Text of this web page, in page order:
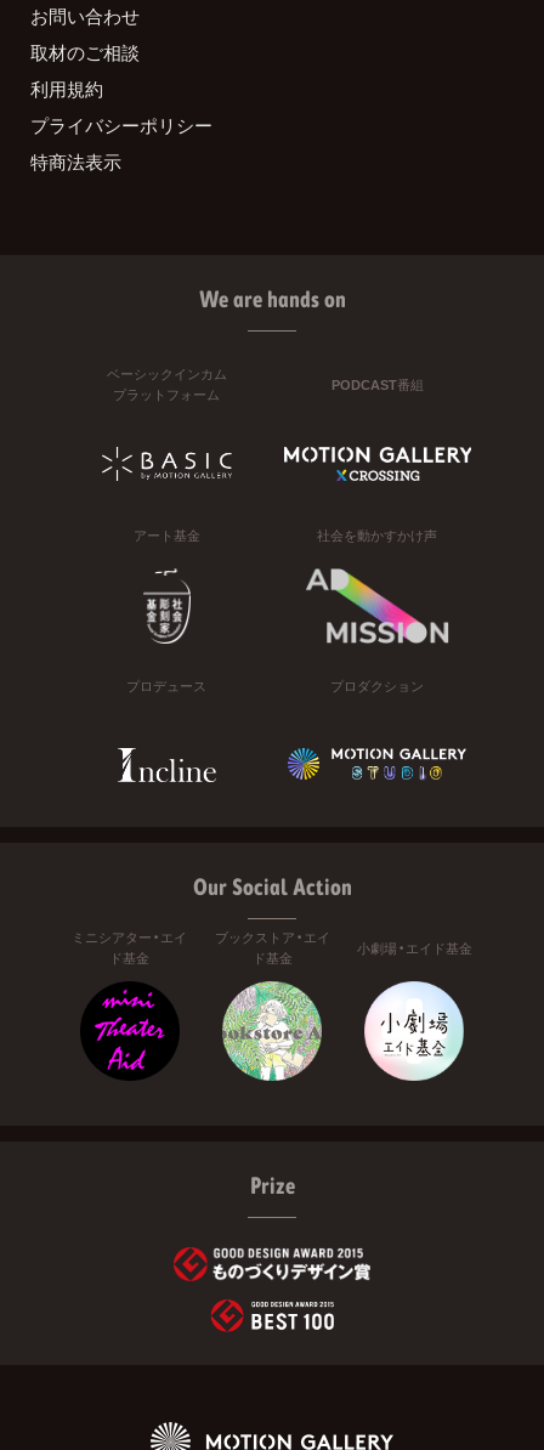
お問い合わせ
取材のご相談
利用規約
プライバシーポリシー
特商法表示
We are hands on
ベーシックインカム
プラットフォーム
PODCAST番組
アート基金 社会を動かすかけ声
プロデュース プロダクション
Our Social Action
ミニシアター・エイ
ド基金
ブックストア・エイ
ド基金
小劇場・エイド基金
Prize